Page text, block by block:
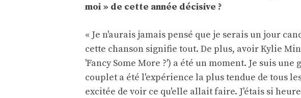
moi » de cette année décisive ?
« Je n'aurais jamais pensé que je serais un jour
cette chanson signifie tout. De plus, avoir Kylie
'Fancy Some More ?') a été un moment. Je suis
couplet a été l'expérience la plus tendue de tous
excitée de voir ce qu'elle allait faire. J'étais si